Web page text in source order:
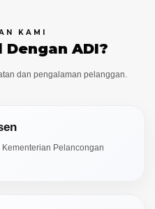
KAMI
Dengan ADI?
dan pengalaman pelanggan.
Pelancongan